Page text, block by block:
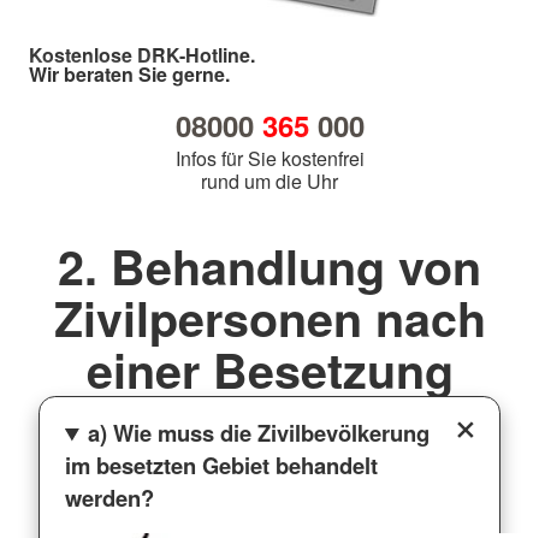
Kostenlose DRK-Hotline.
Wir beraten Sie gerne.
08000 365000
Infos für Sie kostenfrei
rund um die Uhr
2. Behandlung von
Zivilpersonen nach
einer Besetzung
a) Wie muss die Zivilbevölkerung
im besetzten Gebiet behandelt
werden?